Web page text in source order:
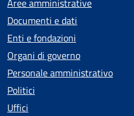
Documenti e dati
Enti e fondazioni
Organi di governo
Personale amministrativo
Politici
Uffici